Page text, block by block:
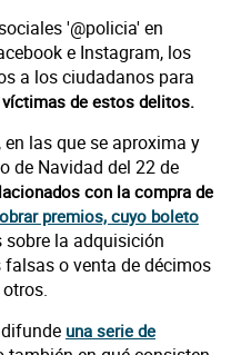
'@policia' en
e Instagram, los
a los ciudadanos para
de estos delitos.
las que se aproxima y
de Navidad del 22 de
con la compra de
premios, cuyo boleto
sobre la adquisición
o venta de décimos
una serie de